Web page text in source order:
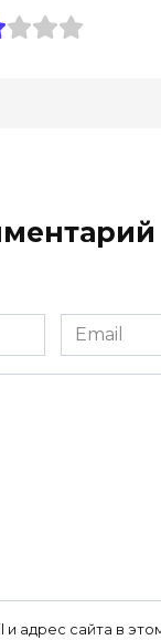
Email
*
и адрес сайта в